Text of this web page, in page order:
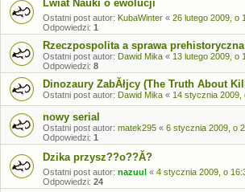
Ĺwiat Nauki o ewolucji
Ostatni post autor: KubaWinter « 26 lutego 2009, o
Odpowiedzi: 1
Rzeczpospolita a sprawa prehistoryczna
Ostatni post autor: Dawid Mika « 13 lutego 2009, o
Odpowiedzi: 8
Dinozaury ZabĂłjcy (The Truth About
Ostatni post autor: Dawid Mika « 14 stycznia 2009,
nowy serial
Ostatni post autor: matek295 « 6 stycznia 2009, o
Odpowiedzi: 1
Dzika przysz??o??Ă?
Ostatni post autor: nazuul « 4 stycznia 2009, o
Odpowiedzi: 24